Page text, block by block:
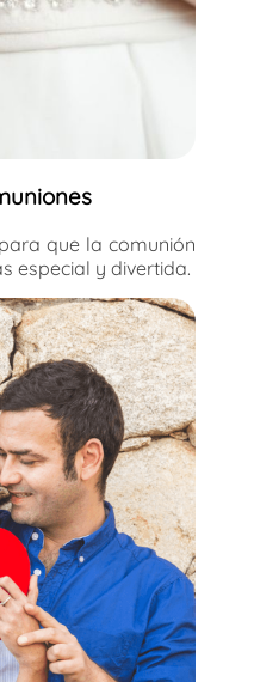
que la comunión
especial y divertida.